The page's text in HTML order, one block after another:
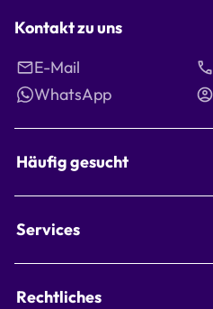
Kontakt zu uns
E-Mail
WhatsApp
Häufig gesucht
Services
Rechtliches